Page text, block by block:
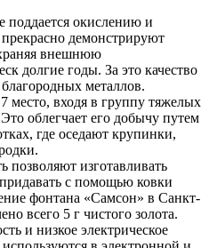
поддается окислению и
демонстрируют
внешнюю
долгие годы. За это качество
металлов.
место, входя в группу тяжелых
облегчает его добычу путем
где оседают крупинки,
позволяют изготавливать
с помощью ковки
фонтана «Самсон» в Санкт-
всего 5 г чистого золота.
и низкое электрическое